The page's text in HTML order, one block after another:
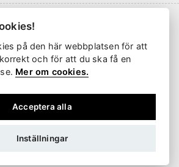
61 kr· rabatterad över 569 kr
från 2 arbetsdagar
på den här webbplatsen för att
och för att du ska få en
Mer om cookies.
Acceptera alla
Inställningar